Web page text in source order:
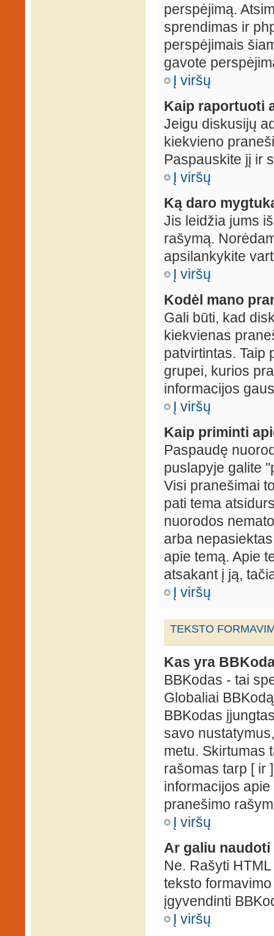
perspėjimą.
sprendimas ir
perspėjimais
gavote
Į viršų
Kaip raportuoti
Jeigu diskusijų
kiekvieno
Paspauskite jį ir
Į viršų
Ką daro
Jis leidžia jums
rašymą.
apsilankykite
Į viršų
Kodėl mano
Gali būti, kad
kiekvienas
patvirtintas. Taip
grupei, kurios
informacijos
Į viršų
Kaip priminti
Paspaudę
puslapyje galite
Visi pranešimai
pati tema
nuorodos
arba
apie temą. Apie
atsakant į ją,
Į viršų
TEKSTO
Kas yra
BBKodas - tai
Globaliai
BBKodas
savo
metu. Skirtumas
rašomas tarp [ ir
informacijos
pranešimo
Į viršų
Ar galiu naudoti
Ne. Rašyti
teksto
įgyvendinti
Į viršų